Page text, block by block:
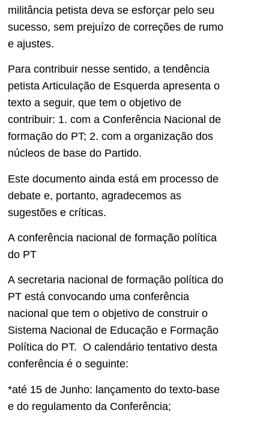
militância petista deva se esforçar pelo seu
sucesso, sem prejuízo de correções de rumo
e ajustes.
Para contribuir nesse sentido, a tendência
petista Articulação de Esquerda apresenta o
texto a seguir, que tem o objetivo de
contribuir: 1. com a Conferência Nacional de
formação do PT; 2. com a organização dos
núcleos de base do Partido.
Este documento ainda está em processo de
debate e, portanto, agradecemos as
sugestões e críticas.
A conferência nacional de formação política
do PT
A secretaria nacional de formação política do
PT está convocando uma conferência
nacional que tem o objetivo de construir o
Sistema Nacional de Educação e Formação
Política do PT. O calendário tentativo desta
conferência é o seguinte:
*até 15 de Junho: lançamento do texto-base
e do regulamento da Conferência;